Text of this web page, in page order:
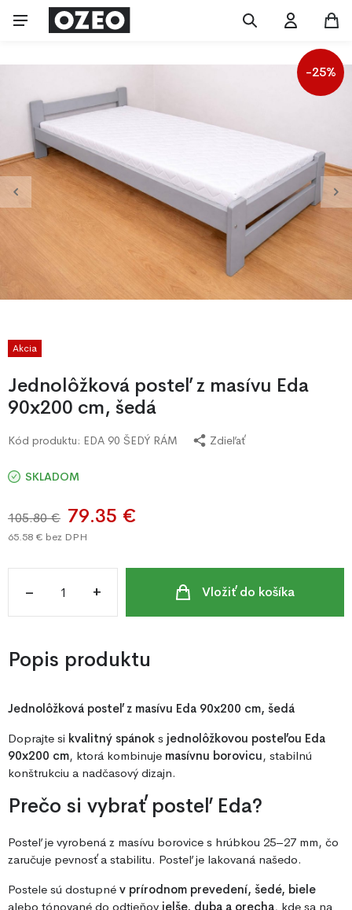
Akcia
-25%
Jednolôžková posteľ z masívu Eda
90x200 cm, šedá
Kód produktu: EDA 90 ŠEDÝ RÁM Zdieľať
SKLADOM
105.80 € 79.35 €
65.58 € bez DPH
– + Vložiť do košíka
Popis produktu
Jednolôžková posteľ z masívu Eda 90x200 cm, šedá
Doprajte si kvalitný spánok s jednolôžkovou posteľou Eda
90x200 cm, ktorá kombinuje masívnu borovicu, stabilnú
konštrukciu a nadčasový dizajn.
Prečo si vybrať posteľ Eda?
Posteľ je vyrobená z masívu borovice s hrúbkou 25–27 mm, čo
zaručuje pevnosť a stabilitu. Posteľ je lakovaná našedo.
Postele sú dostupné v prírodnom prevedení, šedé, biele
alebo tónované do odtieňov jelše, duba a orecha, kde sa na